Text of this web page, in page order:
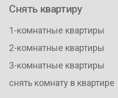
Снять квартиру
1-комнатные квартиры
2-комнатные квартиры
3-комнатные квартиры
снять комнату в квартире